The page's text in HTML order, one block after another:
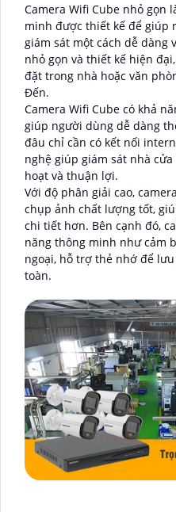
Camera Wifi Cube nhỏ gọn
minh được thiết kế để giúp
giám sát một cách dễ dàng
nhỏ gọn và thiết kế hiện
đặt trong nhà hoặc văn
Đến.
Camera Wifi Cube có khả
giúp người dùng dễ dàng
đâu chỉ cần có kết nối
nghệ giúp giám sát nhà
hoạt và thuận lợi.
Với độ phân giải cao,
chụp ảnh chất lượng tốt,
chi tiết hơn. Bên cạnh đó,
năng thông minh như cảm
ngoại, hỗ trợ thẻ nhớ để
toàn.